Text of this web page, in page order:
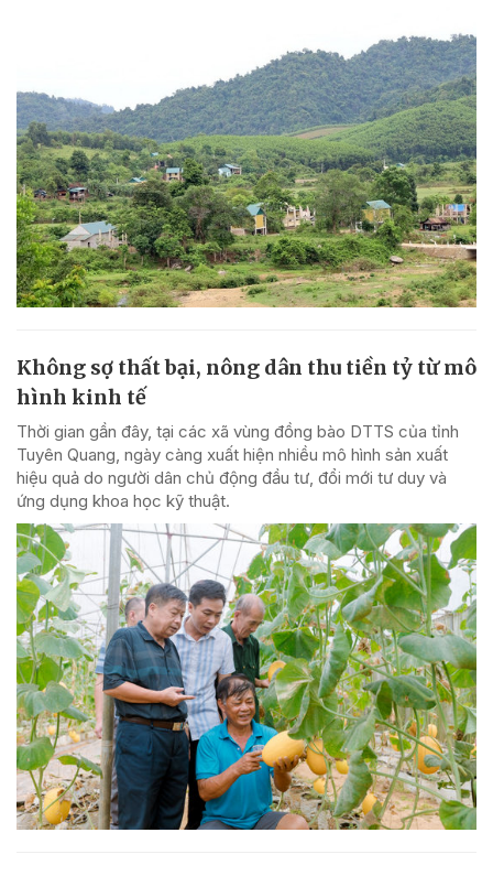
Không sợ thất bại, nông dân thu tiền tỷ từ mô
hình kinh tế
Thời gian gần đây, tại các xã vùng đồng bào DTTS của tỉnh
Tuyên Quang, ngày càng xuất hiện nhiều mô hình sản xuất
hiệu quả do người dân chủ động đầu tư, đổi mới tư duy và
ứng dụng khoa học kỹ thuật.